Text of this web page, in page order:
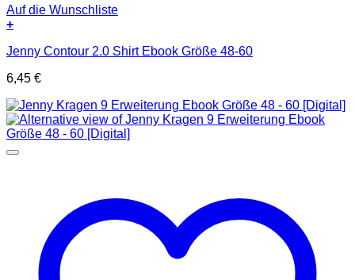
Auf die Wunschliste
+
Jenny Contour 2.0 Shirt Ebook Größe 48-60
6,45 €